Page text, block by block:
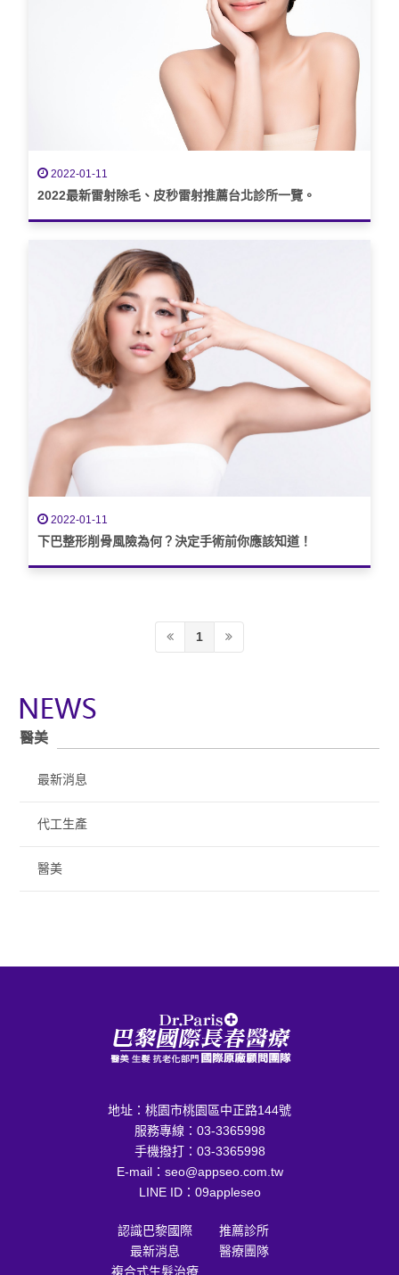
2022-01-11
2022最新雷射除毛、皮秒雷射推薦台北診所一覽。
2022-01-11
下巴整形削骨風險為何？決定手術前你應該知道！
1
醫美
最新消息
代工生產
醫美
地址： 桃園市桃園區中正路144號
服務專線： 03-3365998
手機撥打： 03-3365998
E-mail： seo@appseo.com.tw
LINE ID： 09appleseo
認識巴黎國際
推薦診所
最新消息
醫療團隊
複合式生髮治療